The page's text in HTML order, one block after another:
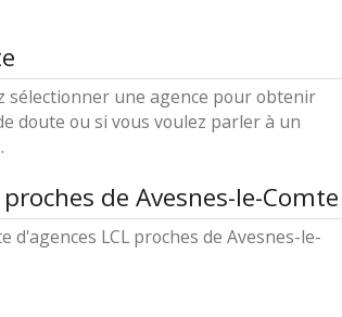
sélectionner une agence pour obtenir
doute ou si vous voulez parler à un
de Avesnes-le-Comte
LCL proches de Avesnes-le-